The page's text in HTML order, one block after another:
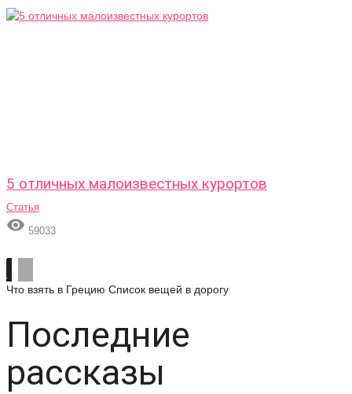
5 отличных малоизвестных курортов
Статья
 59033
Что взять в Грецию Список вещей в дорогу
Последние
рассказы